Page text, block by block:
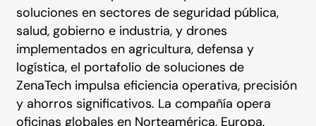
soluciones en sectores de seguridad pública,
salud, gobierno e industria, y drones
implementados en agricultura, defensa y
logística, el portafolio de soluciones de
ZenaTech impulsa eficiencia operativa, precisión
y ahorros significativos. La compañía opera
oficinas globales en Norteamérica, Europa,